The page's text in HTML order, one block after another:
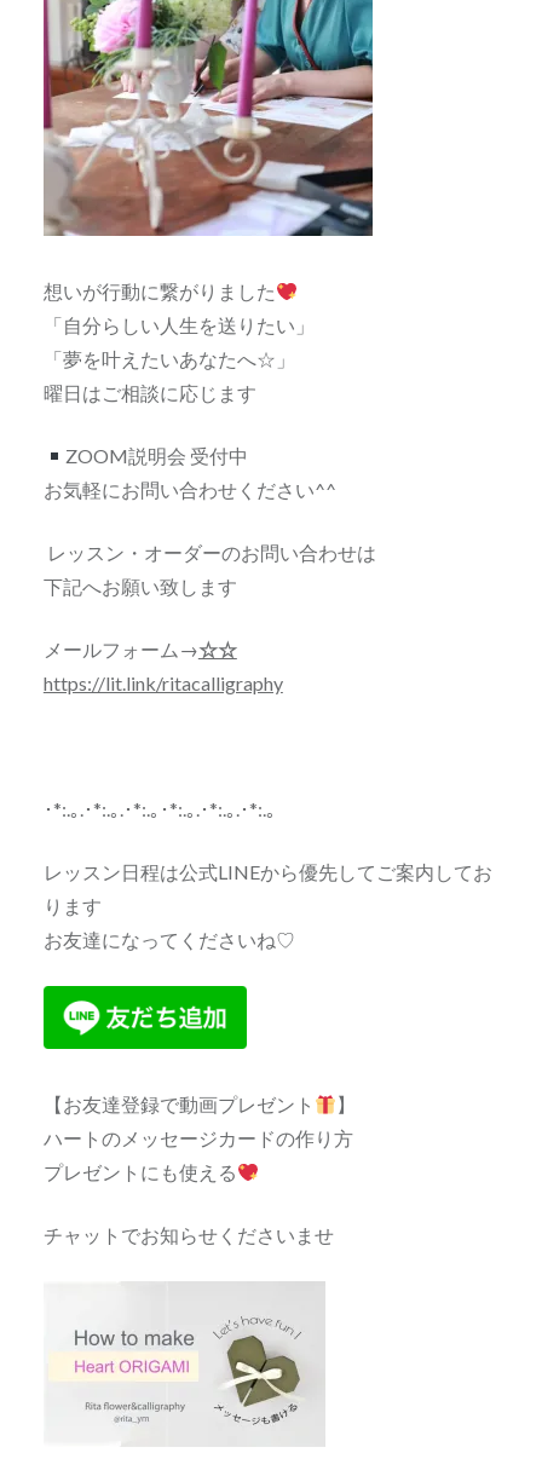
想いが行動に繋がりました
「自分らしい人生を送りたい」
「夢を叶えたいあなたへ☆」
曜日はご相談に応じます
ZOOM説明会 受付中
お気軽にお問い合わせください^^
レッスン・オーダーのお問い合わせは
下記へお願い致します
メールフォーム→☆☆
https://lit.link/ritacalligraphy
･*:.｡.･*:.｡.･*:.｡･*:.｡.･*:.｡.･*:.｡
レッスン日程は公式LINEから優先してご案内してお
ります
お友達になってくださいね♡
【お友達登録で動画プレゼント
】
ハートのメッセージカードの作り方
プレゼントにも使える
チャットでお知らせくださいませ